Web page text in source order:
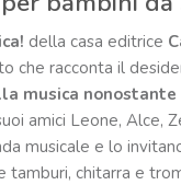
della casa editrice
che racconta il
musica nonostante
amici Leone, Alce,
musicale e lo
tamburi, chitarra e